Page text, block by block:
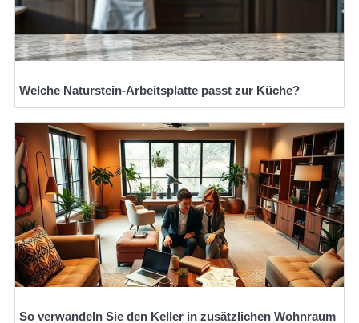
Welche Naturstein-Arbeitsplatte passt zur Küche?
So verwandeln Sie den Keller in zusätzlichen Wohnraum